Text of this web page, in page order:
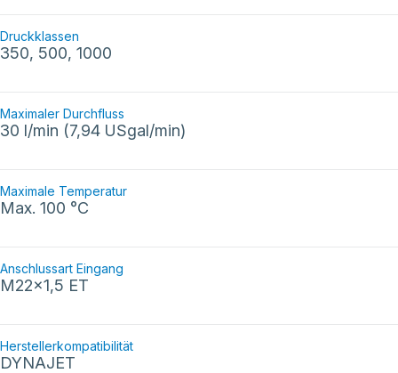
Druckklassen
350, 500, 1000
Maximaler Durchfluss
30 l/min (7,94 USgal/min)
Maximale Temperatur
Max. 100 °C
Anschlussart Eingang
M22x1,5 ET
Herstellerkompatibilität
DYNAJET